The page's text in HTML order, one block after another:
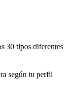
30 tipos diferentes
según tu perfil